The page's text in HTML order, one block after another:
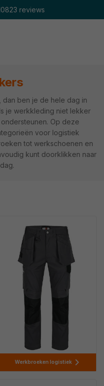
reviews
dan ben je de hele dag in
je werkkleding niet lekker
Op deze
voor logistiek
tot werkschoenen en
kunt doorklikken naar
Werkbroeken logistiek